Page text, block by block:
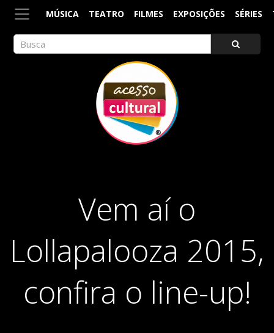
MÚSICA TEATRO FILMES EXPOSIÇÕES SÉRIES
Vem aí o
Lollapalooza 2015,
confira o line-up!